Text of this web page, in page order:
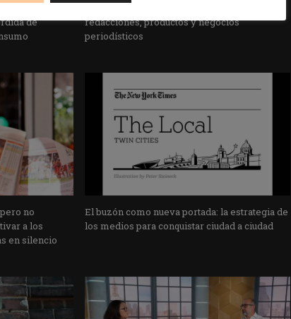
estrategias
de
redacciones, productos y negocios
periodísticos
no
a los
en silencio
El buzón como nueva portada: la estrategia de
los medios para conquistar ciudad a ciudad